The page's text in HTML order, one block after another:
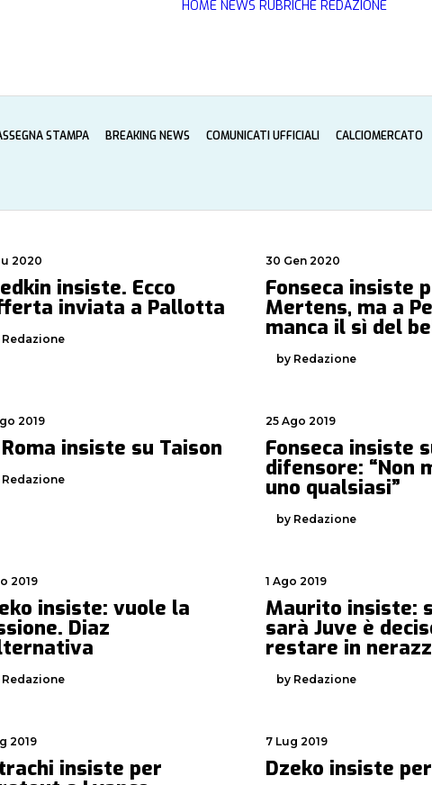
HOME NEWS RUBRICHE REDAZIONE
STAMPA BREAKING NEWS COMUNICATI UFFICIALI CALCIOMERCATO
2020
insiste. Ecco
inviata a Pallotta
Redazione
30 Gen 2020
Fonseca insiste
Mertens, ma a
manca il sì del
by Redazione
2019
insiste su Taison
Redazione
25 Ago 2019
Fonseca insiste
difensore: “Non
uno qualsiasi”
by Redazione
2019
insiste: vuole la
Diaz
Redazione
1 Ago 2019
Maurito insiste:
sarà Juve è
restare in
by Redazione
2019
insiste per
7 Lug 2019
Dzeko insiste